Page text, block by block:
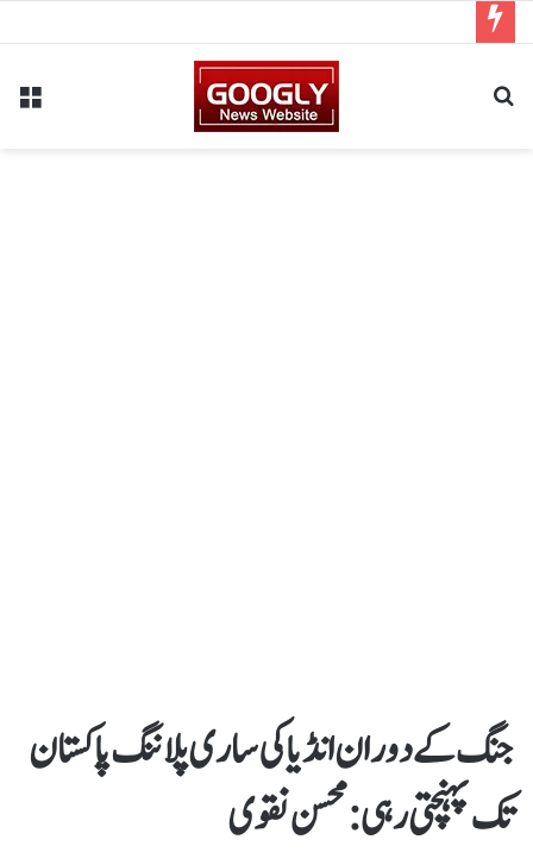
جنگ کے دوران انڈیا کی ساری پلاننگ پاکستان
تک پہنچتی رہی :محسن نقوی